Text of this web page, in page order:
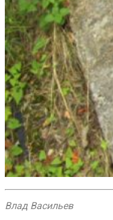
Влад Васильев